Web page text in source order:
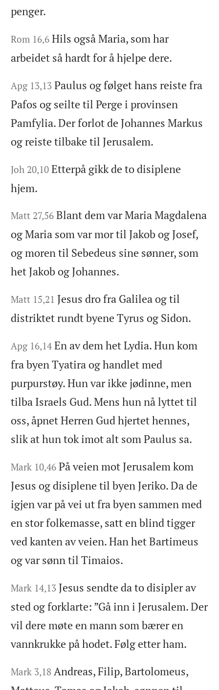
penger.
Rom 16,6 Hils også Maria, som har
arbeidet så hardt for å hjelpe dere.
Apg 13,13 Paulus og følget hans reiste fra
Pafos og seilte til Perge i provinsen
Pamfylia. Der forlot de Johannes Markus
og reiste tilbake til Jerusalem.
Joh 20,10 Etterpå gikk de to disiplene
hjem.
Matt 27,56 Blant dem var Maria Magdalena
og Maria som var mor til Jakob og Josef,
og moren til Sebedeus sine sønner, som
het Jakob og Johannes.
Matt 15,21 Jesus dro fra Galilea og til
distriktet rundt byene Tyrus og Sidon.
Apg 16,14 En av dem het Lydia. Hun kom
fra byen Tyatira og handlet med
purpurstøy. Hun var ikke jødinne, men
tilba Israels Gud. Mens hun nå lyttet til
oss, åpnet Herren Gud hjertet hennes,
slik at hun tok imot alt som Paulus sa.
Mark 10,46 På veien mot Jerusalem kom
Jesus og disiplene til byen Jeriko. Da de
igjen var på vei ut fra byen sammen med
en stor folkemasse, satt en blind tigger
ved kanten av veien. Han het Bartimeus
og var sønn til Timaios.
Mark 14,13 Jesus sendte da to disipler av
sted og forklarte: ”Gå inn i Jerusalem. Der
vil dere møte en mann som bærer en
vannkrukke på hodet. Følg etter ham.
Mark 3,18 Andreas, Filip, Bartolomeus,